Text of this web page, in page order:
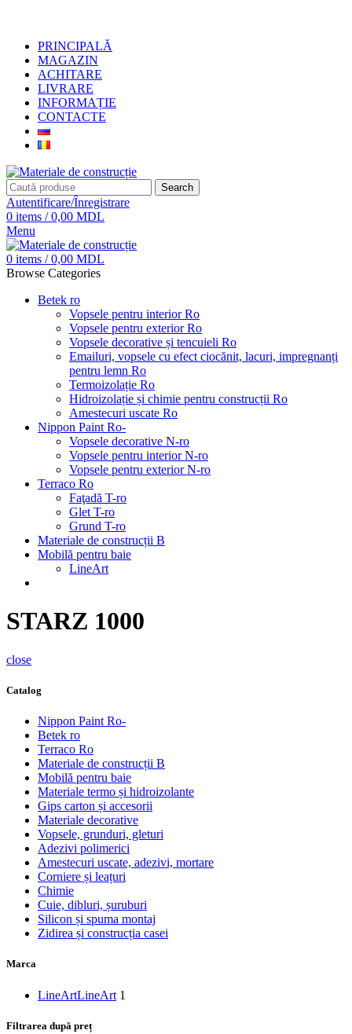
PRINCIPALĂ
MAGAZIN
ACHITARE
LIVRARE
INFORMAȚIE
CONTACTE
Search
Autentificare/Înregistrare
0 items / 0,00 MDL
Menu
0 items / 0,00 MDL
Browse Categories
Betek ro
Vopsele pentru interior Ro
Vopsele pentru exterior Ro
Vopsele decorative și tencuieli Ro
Emailuri, vopsele cu efect ciocănit, lacuri, impregnanți
pentru lemn Ro
Termoizolație Ro
Hidroizolație și chimie pentru construcții Ro
Amestecuri uscate Ro
Nippon Paint Ro-
Vopsele decorative N-ro
Vopsele pentru interior N-ro
Vopsele pentru exterior N-ro
Terraco Ro
Faţadă T-ro
Glet T-ro
Grund T-ro
Materiale de construcții B
Mobilă pentru baie
LineArt
STARZ 1000
close
Catalog
Nippon Paint Ro-
Betek ro
Terraco Ro
Materiale de construcții B
Mobilă pentru baie
Materiale termo și hidroizolante
Gips carton și accesorii
Materiale decorative
Vopsele, grunduri, gleturi
Adezivi polimerici
Amestecuri uscate, adezivi, mortare
Corniere și leațuri
Chimie
Cuie, dibluri, șuruburi
Silicon și spuma montaj
Zidirea și construcția casei
Marca
LineArtLineArt 1
Filtrarea după preț